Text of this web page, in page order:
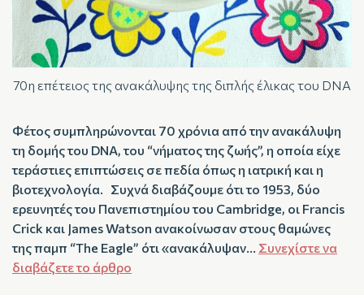
70η επέτειος της ανακάλυψης της διπλής έλικας του DNA
Φέτος συμπληρώνονται 70 χρόνια από την ανακάλυψη
τη δομής του DNA, του “νήματος της ζωής”, η οποία είχε
τεράστιες επιπτώσεις σε πεδία όπως η ιατρική και η
βιοτεχνολογία. Συχνά διαβάζουμε ότι το 1953, δύο
ερευνητές του Πανεπιστημίου του Cambridge, οι Francis
Crick και James Watson ανακοίνωσαν στους θαμώνες
της παμπ “The Eagle” ότι «ανακάλυψαν… Συνεχίστε να
διαβάζετε το άρθρο